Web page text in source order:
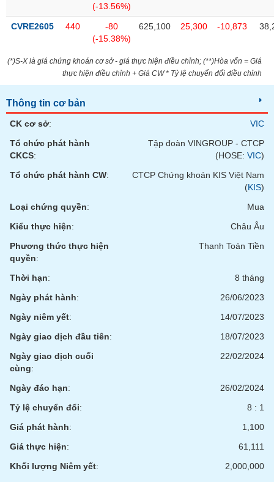
(-13.56%)
CVRE2605 440
-80
(-15.38%)
625,100 25,300 -10,873
(*)S-X là giá chứng khoán cơ sở - giá thực hiện điều chỉnh; (**)Hòa vốn = Giá
thực hiện điều chỉnh + Giá CW * Tỷ lệ chuyển đổi điều chỉnh
Thông tin cơ bản
CK cơ sở:
VIC
Tổ chức phát hành
CKCS:
Tập đoàn VINGROUP - CTCP
(HOSE: VIC)
Tổ chức phát hành CW:
CTCP Chứng khoán KIS Việt Nam
(KIS)
Loại chứng quyền:
Mua
Kiểu thực hiện:
Châu Âu
Phương thức thực hiện
quyền:
Thanh Toán Tiền
Thời hạn:
8 tháng
Ngày phát hành:
26/06/2023
Ngày niêm yết:
14/07/2023
Ngày giao dịch đầu tiên:
18/07/2023
Ngày giao dịch cuối
cùng:
22/02/2024
Ngày đáo hạn:
26/02/2024
Tỷ lệ chuyển đổi:
8 : 1
Giá phát hành:
1,100
Giá thực hiện:
61,111
Khối lượng Niêm yết:
2,000,000
đầu
tư
thông
tài
chính
tài
chính